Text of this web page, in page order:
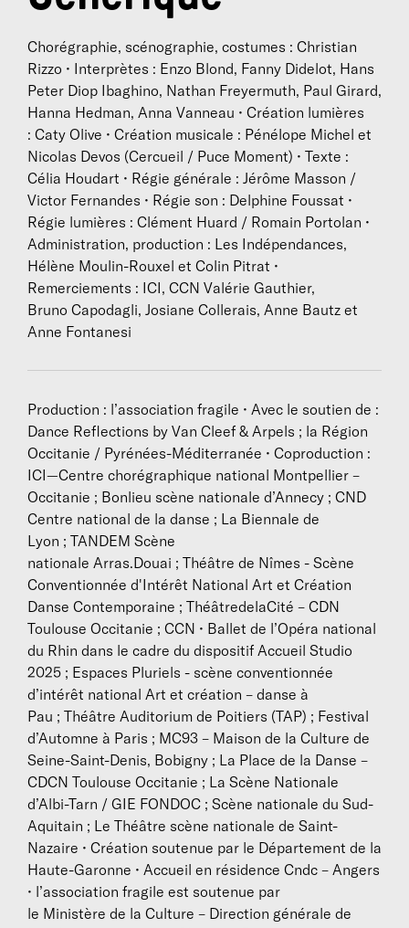
pratiques et les territoires, le projet ICI-CCN fut
avant tout un espace prospectif englobant en un seul
mouvement, l’invitation d’artistes, l’écriture du geste
chorégraphique et les manifestations de son partage.
Depuis janvier 2025, ses projets sont de nouveau
porté par l’association fragile désormais établie dans
le village d’Aspet au coeur du pays commingeois. Il
est artiste associé au CND / centre national de la
danse pour les années 2025 et 2026. Il crée dans le
cadre de la Biennale de Lyon 2025, une pièce de
groupe à l’ombre d’un vaste détail, hors tempête. En
chorégraphe, plasticien ou curateur, Christian Rizzo
poursuit sans relâche l’élasticité et la mise en tension
entre les corps et l’espace dans des récits où la
Chorégraphie, scénographie, costumes : Christian
Rizzo • Interprètes : Enzo Blond, Fanny Didelot, Hans
Peter Diop Ibaghino, Nathan Freyermuth, Paul Girard,
Hanna Hedman, Anna Vanneau • Création lumières
: Caty Olive • Création musicale : Pénélope Michel et
Nicolas Devos (Cercueil / Puce Moment) • Texte :
Célia Houdart • Régie générale : Jérôme Masson /
Victor Fernandes • Régie son : Delphine Foussat •
Régie lumières : Clément Huard / Romain Portolan •
Administration, production : Les Indépendances,
Hélène Moulin-Rouxel et Colin Pitrat •
Remerciements : ICI, CCN Valérie Gauthier,
Bruno Capodagli, Josiane Collerais, Anne Bautz et
Anne Fontanesi
Production : l’association fragile • Avec le soutien de :
Dance Reflections by Van Cleef & Arpels ; la Région
Occitanie / Pyrénées-Méditerranée • Coproduction :
ICI—Centre chorégraphique national Montpellier –
Occitanie ; Bonlieu scène nationale d’Annecy ; CND
Centre national de la danse ; La Biennale de
Lyon ; TANDEM Scène
nationale Arras.Douai ; Théâtre de Nîmes - Scène
Conventionnée d'Intérêt National Art et Création
Danse Contemporaine ; ThéâtredelaCité – CDN
Toulouse Occitanie ; CCN • Ballet de l’Opéra national
du Rhin dans le cadre du dispositif Accueil Studio
2025 ; Espaces Pluriels - scène conventionnée
d’intérêt national Art et création – danse à
Pau ; Théâtre Auditorium de Poitiers (TAP) ; Festival
d’Automne à Paris ; MC93 – Maison de la Culture de
Seine-Saint-Denis, Bobigny ; La Place de la Danse –
CDCN Toulouse Occitanie ; La Scène Nationale
d’Albi-Tarn / GIE FONDOC ; Scène nationale du Sud-
Aquitain ; Le Théâtre scène nationale de Saint-
Nazaire • Création soutenue par le Département de la
Haute-Garonne • Accueil en résidence Cndc – Angers
• l’association fragile est soutenue par
le Ministère de la Culture – Direction générale de